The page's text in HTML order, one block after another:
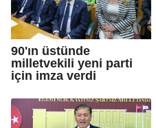
90'ın üstünde
milletvekili yeni parti
için imza verdi